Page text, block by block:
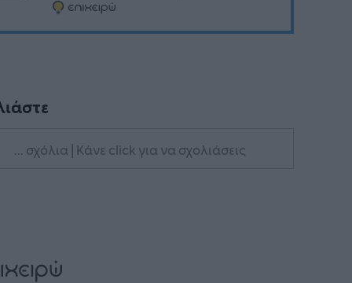
... σχόλια | Κάνε click για να σχολιάσεις